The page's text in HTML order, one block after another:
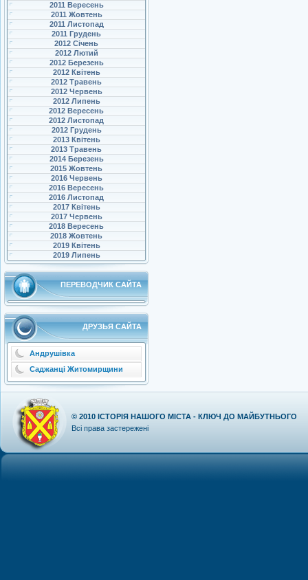
2011 Вересень
2011 Жовтень
2011 Листопад
2011 Грудень
2012 Січень
2012 Лютий
2012 Березень
2012 Квітень
2012 Травень
2012 Червень
2012 Липень
2012 Вересень
2012 Листопад
2012 Грудень
2013 Квітень
2013 Травень
2014 Березень
2015 Жовтень
2016 Червень
2016 Вересень
2016 Листопад
2017 Квітень
2017 Червень
2018 Вересень
2018 Жовтень
2019 Квітень
2019 Липень
ПЕРЕВОДЧИК САЙТА
ДРУЗЬЯ САЙТА
Андрушівка
Саджанці Житомирщини
© 2010 ІСТОРІЯ НАШОГО МІСТА - КЛЮЧ ДО МАЙБУТНЬОГО
Всі права застережені